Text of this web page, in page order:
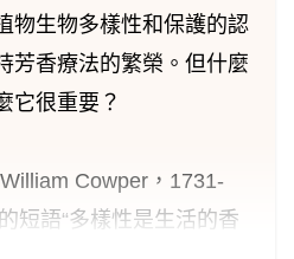
物生物多樣性和保護的認
芳香療法的繁榮。但什麼
它很重要？
Cowper，1731-
短語“多樣性是生活的香